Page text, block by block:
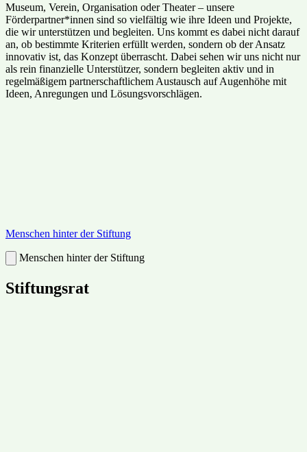
Museum, Verein, Organisation oder Theater – unsere
Förderpartner*innen sind so vielfältig wie ihre Ideen und Projekte,
die wir unterstützen und begleiten. Uns kommt es dabei nicht darauf
an, ob bestimmte Kriterien erfüllt werden, sondern ob der Ansatz
innovativ ist, das Konzept überrascht. Dabei sehen wir uns nicht nur
als rein finanzielle Unterstützer, sondern begleiten aktiv und in
regelmäßigem partnerschaftlichem Austausch auf Augenhöhe mit
Ideen, Anregungen und Lösungsvorschlägen.
Menschen hinter der Stiftung
Menschen hinter der Stiftung
Stiftungsrat